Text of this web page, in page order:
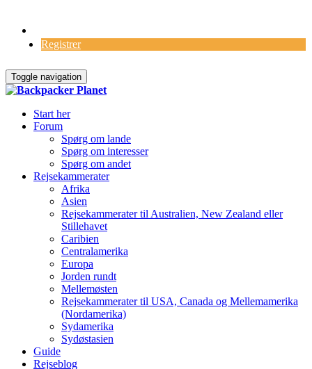
Registrer
Toggle navigation
Start her
Forum
Spørg om lande
Spørg om interesser
Spørg om andet
Rejsekammerater
Afrika
Asien
Rejsekammerater til Australien, New Zealand eller
Stillehavet
Caribien
Centralamerika
Europa
Jorden rundt
Mellemøsten
Rejsekammerater til USA, Canada og Mellemamerika
(Nordamerika)
Sydamerika
Sydøstasien
Guide
Rejseblog